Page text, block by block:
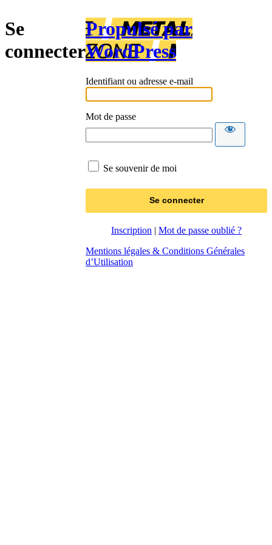
Se
connecter
Propulsé par
WordPress
Identifiant ou adresse e-mail
Mot de passe
Se souvenir de moi
Inscription | Mot de passe oublié ?
Mentions légales & Conditions Générales
d’Utilisation